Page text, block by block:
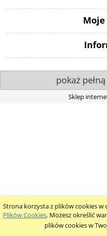
Strona korzysta z plików cookies w
Plików Cookies. Możesz określić
plików cookies w
pokaż
Sklep